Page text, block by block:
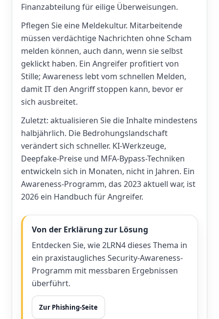
Finanzabteilung für eilige Überweisungen.
Pflegen Sie eine Meldekultur. Mitarbeitende
müssen verdächtige Nachrichten ohne Scham
melden können, auch dann, wenn sie selbst
geklickt haben. Ein Angreifer profitiert von
Stille; Awareness lebt vom schnellen Melden,
damit IT den Angriff stoppen kann, bevor er
sich ausbreitet.
Zuletzt: aktualisieren Sie die Inhalte mindestens
halbjährlich. Die Bedrohungslandschaft
verändert sich schneller. KI-Werkzeuge,
Deepfake-Preise und MFA-Bypass-Techniken
entwickeln sich in Monaten, nicht in Jahren. Ein
Awareness-Programm, das 2023 aktuell war, ist
2026 ein Handbuch für Angreifer.
Von der Erklärung zur Lösung
Entdecken Sie, wie 2LRN4 dieses Thema in
ein praxistaugliches Security-Awareness-
Programm mit messbaren Ergebnissen
überführt.
Zur Phishing-Seite